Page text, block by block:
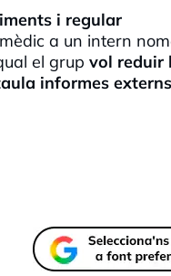
i regular
a un intern
el grup vol reduir
informes